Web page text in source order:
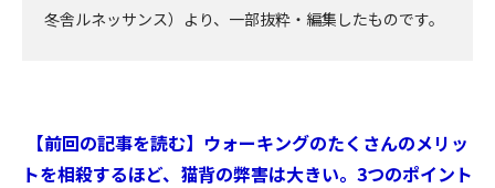
冬舎ルネッサンス）より、一部抜粋・編集したものです。
【前回の記事を読む】ウォーキングのたくさんのメリッ
トを相殺するほど、猫背の弊害は大きい。3つのポイント